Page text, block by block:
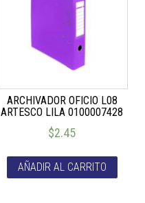
ARCHIVADOR OFICIO L08
ARTESCO LILA 0100007428
$2.45
AÑADIR AL CARRITO